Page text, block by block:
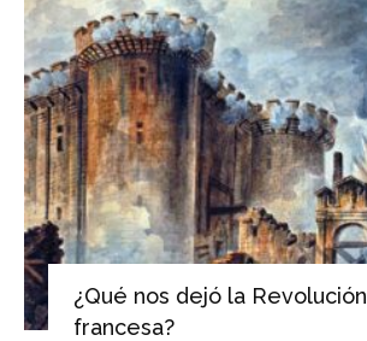
¿Qué nos dejó la Revolución
francesa?